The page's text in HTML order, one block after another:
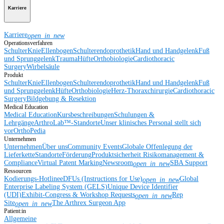
Karriere
Karriereopen_in_new
Operationsverfahren
SchulterKnieEllenbogenSchulterendoprothetikHand und HandgelenkFuß
und SprunggelenkTraumaHüfteOrthobiologieCardiothoracic
SurgeryWirbelsäule
Produkt
SchulterKnieEllenbogenSchulterendoprothetikHand und HandgelenkFuß
und SprunggelenkHüfteOrthobiologieHerz-ThoraxchirurgieCardiothoracic
SurgeryBildgebung & Resektion
Medical Education
Medical EducationKursbeschreibungenSchulungen &
LehrgängeArthroLab™-StandorteUnser klinisches Personal stellt sich
vorOrthoPedia
Unternehmen
UnternehmenÜber unsCommunity EventsGlobale Offenlegung der
LieferketteStandorteFörderungProduktsicherheit Risikomanagement &
ComplianceVirtual Patent MarkingNewsroomopen_in_newSBA Support
Ressourcen
Kodierungs-HotlineeDFUs (Instructions for Use)open_in_newGlobal
Enterprise Labeling System (GELS)Unique Device Identifier
(UDI)Exhibit-Congress & Workshop Requestsopen_in_newRep
Siteopen_in_newThe Arthrex Surgeon App
Patient:in
Allgemeine